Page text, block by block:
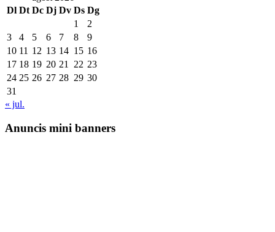
Dl Dt Dc Dj Dv Ds Dg
1
2
3
4 5 6 7 8
9
10 11 12 13 14 15 16
17 18 19 20 21 22 23
24 25 26 27 28 29 30
31
« jul.
Anuncis mini banners